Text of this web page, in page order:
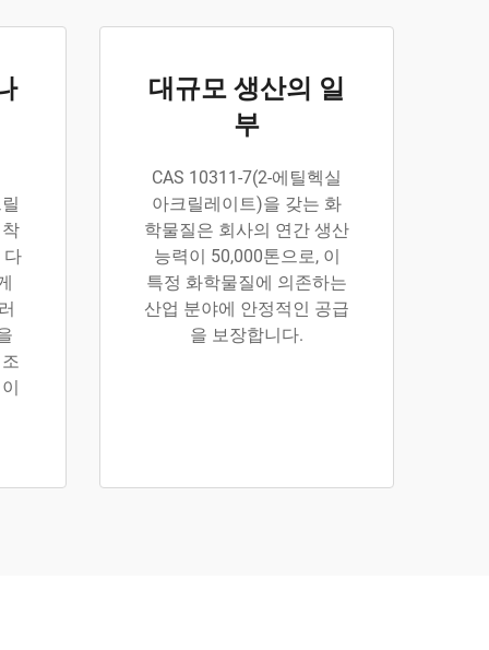
다
대규모 생산의 일
부
CAS 10311-7(2-에틸헥실
아크릴레이트)을 갖는 화
학물질은 회사의 연간 생산
능력이 50,000톤으로, 이
특정 화학물질에 의존하는
산업 분야에 안정적인 공급
을 보장합니다.